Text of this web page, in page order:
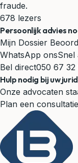
fraude.
678 lezers
Persoonlijk advies
Mijn Dossier
WhatsApp onsSnel
Bel direct050 67 32
Hulp nodig bij uw
Onze advocaten
Plan een consultatie